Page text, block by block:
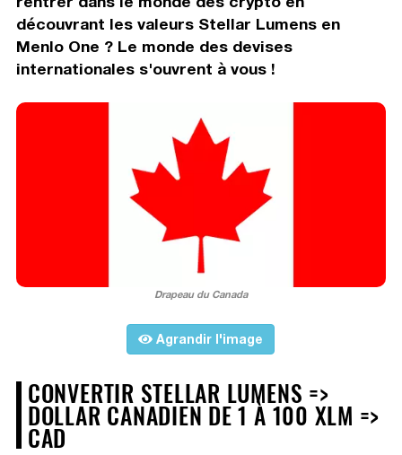
découvrant les valeurs Stellar Lumens en
Menlo One ? Le monde des devises
internationales s'ouvrent à vous !
Drapeau du Canada
Agrandir l'image
CONVERTIR STELLAR LUMENS =>
DOLLAR CANADIEN DE 1 À 100 XLM =>
CAD